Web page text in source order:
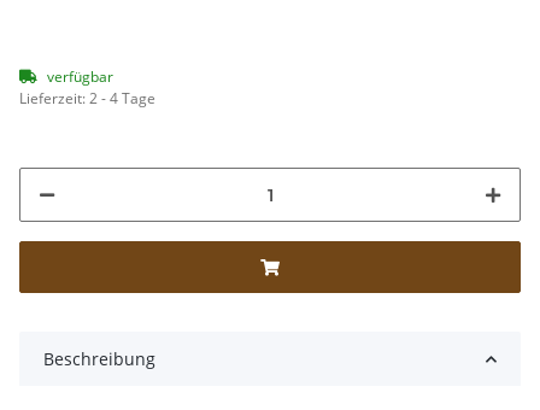
verfügbar
Lieferzeit:2 - 4 Tage
Beschreibung